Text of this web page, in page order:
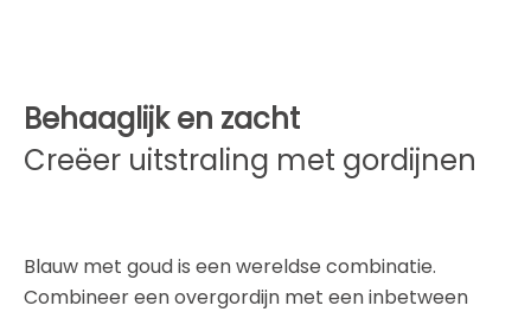
Behaaglijk en zacht
Creëer uitstraling met gordijnen
Blauw met goud is een wereldse combinatie.
Combineer een overgordijn met een inbetween